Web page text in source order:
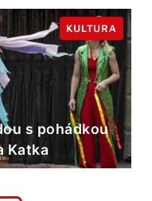
s pohádkou
Katka
KULTURA